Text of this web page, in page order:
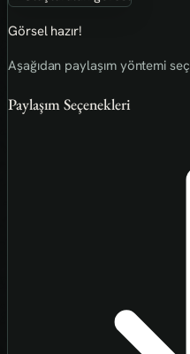
Görsel hazır!
Aşağıdan paylaşım yöntemi seç
Paylaşım Seçenekleri